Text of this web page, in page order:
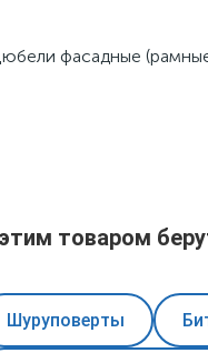
фасадные
товаром
Шуруповерты